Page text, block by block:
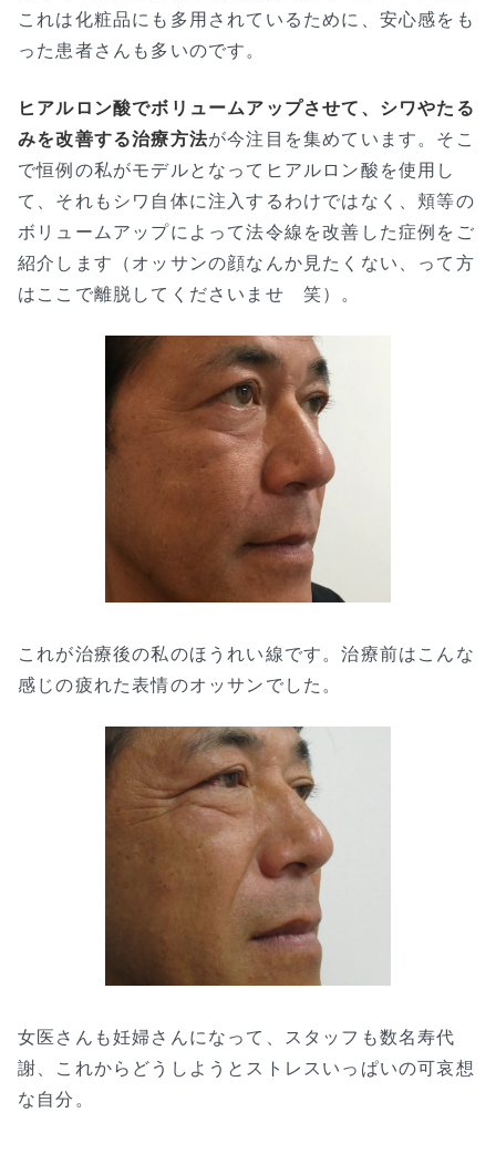
これは化粧品にも多用されているために、安心感をも
った患者さんも多いのです。
ヒアルロン酸でボリュームアップさせて、シワやたる
みを改善する治療方法が今注目を集めています。そこ
で恒例の私がモデルとなってヒアルロン酸を使用し
て、それもシワ自体に注入するわけではなく、頬等の
ボリュームアップによって法令線を改善した症例をご
紹介します（オッサンの顔なんか見たくない、って方
はここで離脱してくださいませ 笑）。
これが治療後の私のほうれい線です。治療前はこんな
感じの疲れた表情のオッサンでした。
女医さんも妊婦さんになって、スタッフも数名寿代
謝、これからどうしようとストレスいっぱいの可哀想
な自分。